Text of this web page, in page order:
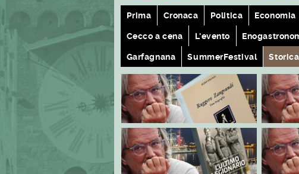
Prima Cronaca Politica Economia
Cecco a cena L'evento
Garfagnana SummerFestival